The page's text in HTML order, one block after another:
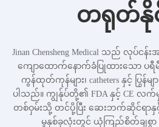
တရုတ်နို
Jinan Chensheng Medical သည် လုပ်င
ကျောထောက်နောက်ခံပြုထားသော
ကွန်ထုတ်ကုန်များ၊ catheters နှင့် ပြွ
ပါသည်။ ကျွန်ုပ်တို့၏ FDA နှင့် CE လ
တစ်ဝှမ်းသို့ တင်ပို့ပြီး ဆေးဘက်ဆိုင်ရာနှ
မှုနှစ်ခုလုံးတွင် ယုံကြည်စိတ်ချစွ